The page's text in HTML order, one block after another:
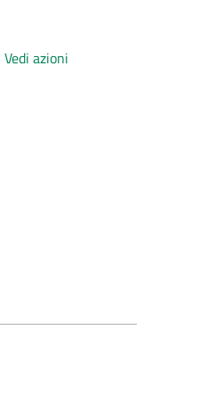
Vedi azioni